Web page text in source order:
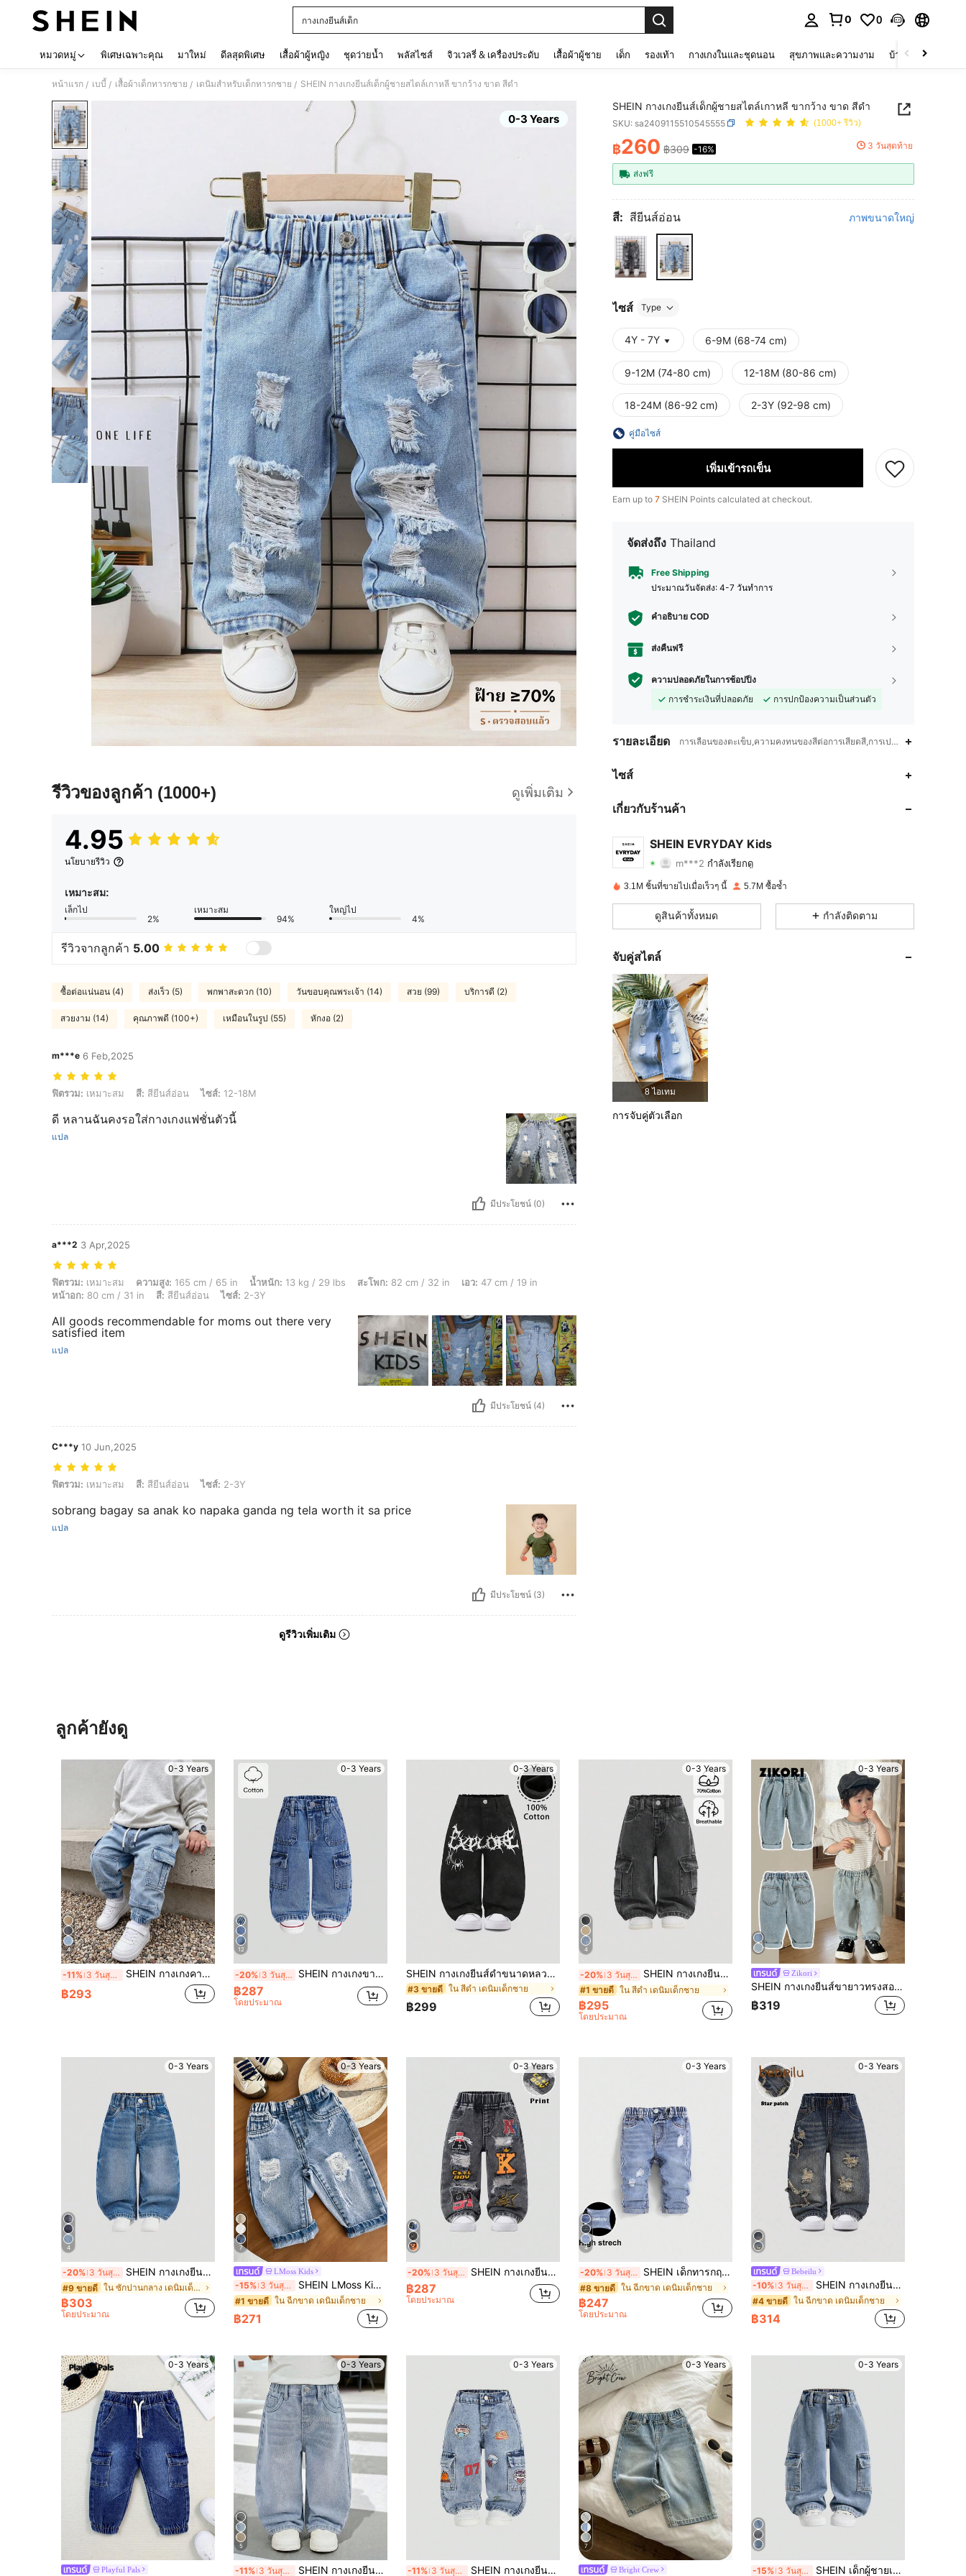
กางเกงยีนส์เด็ก
0 0
หมวดหมู่ พิเศษเฉพาะคุณ มาใหม่ ดีลสุดพิเศษ เสื้อผ้าผู้หญิง ชุดว่ายน้ำ พลัสไซส์ จิวเวลรี่ & เครื่องประดับ เสื้อผ้าผู้ชาย เด็ก รองเท้า กางเกงในและชุดนอน สุขภาพและความงาม บ้านและที่อยู่อาศัย
หน้าแรก / เบบี้ / เสื้อผ้าเด็กทารกชาย / เดนิมสำหรับเด็กทารกชาย / SHEIN กางเกงยีนส์เด็กผู้ชายสไตล์เกาหลี ขากว้าง ขาด สีดำ
0-3 Years
รีวิวของลูกค้า (1000+) ดูเพิ่มเติม
4.95
นโยบายรีวิว
เหมาะสม:
เล็กไป
2%
เหมาะสม
94%
ใหญ่ไป
4%
รีวิวจากลูกค้า 5.00
ซื้อต่อแน่นอน (4) ส่งเร็ว (5) พกพาสะดวก (10) วันขอบคุณพระเจ้า (14) สวย (99) บริการดี (2)
สวยงาม (14) คุณภาพดี (100+) เหมือนในรูป (55) หักงอ (2)
m***e 6 Feb,2025
ฟิตรวม: เหมาะสม, สี: สียีนส์อ่อน, ไซส์: 12-18M
ฟิตรวม: เหมาะสม สี: สียีนส์อ่อน ไซส์: 12-18M
ดี หลานฉันคงรอใส่กางเกงแฟชั่นตัวนี้
แปล
มีประโยชน์ (0)
a***2 3 Apr,2025
ฟิตรวม: เหมาะสม, ความสูง: 165 cm / 65 in, น้ำหนัก: 13 kg / 29 lbs, สะโพก: 82 cm / 32 in, เอว: 47 cm / 19 in, หน้าอก: 80 cm / 31 in, สี: สียีนส์อ่อน, ไซส์: 2-3Y
ฟิตรวม: เหมาะสม ความสูง: 165 cm / 65 in น้ำหนัก: 13 kg / 29 lbs สะโพก: 82 cm / 32 in เอว: 47 cm / 19 in
หน้าอก: 80 cm / 31 in สี: สียีนส์อ่อน ไซส์: 2-3Y
All goods recommendable for moms out there very
satisfied item
แปล
มีประโยชน์ (4)
C***y 10 Jun,2025
ฟิตรวม: เหมาะสม, สี: สียีนส์อ่อน, ไซส์: 2-3Y
ฟิตรวม: เหมาะสม สี: สียีนส์อ่อน ไซส์: 2-3Y
sobrang bagay sa anak ko napaka ganda ng tela worth it sa price
แปล
มีประโยชน์ (3)
ดูรีวิวเพิ่มเติม
SHEIN กางเกงยีนส์เด็กผู้ชายสไตล์เกาหลี ขากว้าง ขาด สีดำ
SKU: sa2409115510545555 (1000+ รีวิว)
PRICE AND AVAILABILITY
฿260 ฿309 -16% 3 วันสุดท้าย
ส่งฟรี
สี: สียีนส์อ่อน ภาพขนาดใหญ่
ไซส์ Type
4Y - 7Y 6-9M (68-74 cm)
9-12M (74-80 cm) 12-18M (80-86 cm)
18-24M (86-92 cm) 2-3Y (92-98 cm)
คู่มือไซส์
เพิ่มเข้ารถเข็น
Earn up to 7 SHEIN Points calculated at checkout.
จัดส่งถึง Thailand
Free Shipping
ประมาณวันจัดส่ง: 4-7 วันทำการ
คำอธิบาย COD
ส่งคืนฟรี
ความปลอดภัยในการช้อปปิ้ง
การชำระเงินที่ปลอดภัย
การปกป้องความเป็นส่วนตัว
รายละเอียด การเลื่อนของตะเข็บ,ความคงทนของสีต่อการเสียดสี,การเปลี่ยนแปลงขนาดข
ไซส์
เกี่ยวกับร้านค้า
SHEIN EVRYDAY Kids
4.95
4.95 การให้คะแนน 19K
4.95 19K 427K
4.95
4.95
4.95
4.95
3.1M ชิ้นที่ขายไปเมื่อเร็วๆ นี้ 5.7M ซื้อซ้ำ
ดูสินค้าทั้งหมด กำลังติดตาม
จับคู่สไตล์
8 ไอเทม
การจับคู่ตัวเลือก
ลูกค้ายังดู
0-3 Years
4
-11% 3 วันสุดท้าย SHEIN กางเกงคาร์โก้ยีนส์ขายาวเด็กผู้ชาย ล้างสี ฟ้าอ่อน คอมฟอร์ต หลวม มีกระเป๋าหลายใบ ยางยืด เอวรูด ผูกข้อเท้า ลุคสตรีทแวร์ วินเทจที่ผ่อนคลาย
฿293
0-3 Years
12
-20% 3 วันสุดท้าย SHEIN กางเกงขายาวเด็กผู้ชาย ทรงลำลอง ยางยืด เอวต่ำ มีกระเป๋าด้านข้าง
฿287
โดยประมาณ
0-3 Years
SHEIN กางเกงยีนส์ดำขนาดหลวม สำหรับเด็กผู้ชาย ที่พิมพ์ลายแมงมุมสีขาวและแมงมุม, สำหรับเด็กผู้ชาย ใส่ในวันฮาโลวีนและใส่ประจำวัน
#3 ขายดี ใน สีดำ เดนิมเด็กชาย
฿299
0-3 Years
4
-20% 3 วันสุดท้าย SHEIN กางเกงยีนส์ขายาวเด็กผู้ชาย ค่อนข้างหลวม กระเป๋าคาร์โก้ ลาย Camo ซักน้ำ ปลายฤดูใบไม้ร่วง/เสื้อผ้าฤดูหนาว สำหรับเด็กผู้ชายที่เป็นกันเองและอเนกประสงค์
#1 ขายดี ใน สีดำ เดนิมเด็กชาย
฿295
โดยประมาณ
0-3 Years
Zikori
SHEIN กางเกงยีนส์ขายาวทรงสอบสีน้ำเงินฟอกสไตล์วินเทจสำหรับเด็กผู้ชาย, สำหรับเด็กทารกใส่ในฤดูใบไม้ผลิและฤดูร้อนทุกวัน
฿319
0-3 Years
4
-20% 3 วันสุดท้าย SHEIN กางเกงยีนส์ผ้าเดนิมสีน้ำเงินฟอกวินเทจสำหรับเด็กผู้ชาย, สำหรับใส่ในร่ม/กลางแจ้ง ฤดูใบไม้ร่วง/ฤดูหนาว
#9 ขายดี ใน ซักปานกลาง เดนิมเด็กชาย
฿303
โดยประมาณ
0-3 Years
7
LMoss Kids
-15% 3 วันสุดท้าย SHEIN LMoss Kids กางเกงยีนส์สีน้ำเงินทรงเข้ารูปปลายขาเรียวสำหรับเด็กชาย
#1 ขายดี ใน ฉีกขาด เดนิมเด็กชาย
฿271
0-3 Years
-20% 3 วันสุดท้าย SHEIN กางเกงยีนส์เดนิมสีดำทรงหลวมขากระบอกขาดรุ่ยพิมพ์ลายตัวอักษรกราฟฟิตีฟอกหินสำหรับเด็กผู้ชาย สำหรับสตรีทแวร์ ฤดูใบไม้ผลิ/ฤดูร้อน
฿287
โดยประมาณ
0-3 Years
4
-20% 3 วันสุดท้าย SHEIN เด็กทารกฤดูใบไม้ผลิ/ฤดูร้อนน้ำหนักเบาสบายกางเกงยีนส์ผ้านุ่มด้อยคุณภาพพร้อมเอฟเฟกต์การซัก
#8 ขายดี ใน ฉีกขาด เดนิมเด็กชาย
฿247
โดยประมาณ
0-3 Years
Bebeilu
-10% 3 วันสุดท้าย SHEIN กางเกงยีนส์สีน้ำเงินสำหรับเด็กผู้ชาย ลายดาวสุดน่ารัก สไตล์วินเทจ มีพู่ขาด ทรงหลวม สำหรับใส่กลางแจ้งในฤดูใบไม้ร่วง/ฤดูหนาว และใส่ในชีวิตประจำวัน
#4 ขายดี ใน ฉีกขาด เดนิมเด็กชาย
฿314
0-3 Years
Playful Pals
0-3 Years
5
-11% 3 วันสุดท้าย SHEIN กางเกงยีนส์เดนิมสีน้ำเงินทรงหลวมลายแมวข่วนสไตล์เรโทรฟอกหินสำหรับเด็กผู้ชาย, ใส่ได้ทุกโอกาสสำหรับสี่ฤดู ทั้งในร่ม/กลางแจ้ง และวันหยุด
0-3 Years
-11% 3 วันสุดท้าย SHEIN กางเกงยีนส์ยาวเด็กสไตล์เรโทรเท่ๆ ใส่ได้ทุกฤดู แต่งปักลายบาสเก็ตบอลเรโทรโดดเด่น มีกระเป๋าข้าง 3D ทรงคาร์โก้ ผสมผสานประโยชน์ใช้สอยและสไตล์ ทรงหลวมใส่สบายไม่รัด เหมาะสำหรับใส่ในชีวิตประจำวันของเด็กที่กระฉับกระเฉง ผสมผสานความสวยงามและความสบายสำหรับกางเกงยีนส์เด็กทารก
0-3 Years
7
Bright Crew
0-3 Years
-15% 3 วันสุดท้าย SHEIN เด็กผู้ชายเสื้อผ้าแฟชั่นถนนสไตล์ยีนส์ฟอกหินกระเป๋าคาร์โก้ใส่สบายสีฟ้าอ่อน